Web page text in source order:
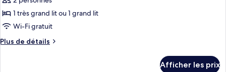
montagne
montagne
ce
type
chambre :
1 très grand lit ou 1 grand lit
Wi-Fi gratuit
Plus de détails
Plus
Afficher les prix